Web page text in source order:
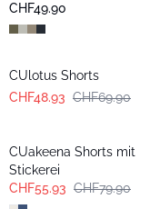
CHF49.90
-30%
CUlotus Shorts
CHF48.93 CHF69.90
CUakeena Shorts mit
Stickerei
CHF55.93 CHF79.90